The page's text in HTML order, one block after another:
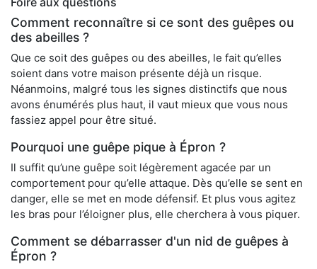
Comment reconnaître si ce sont des guêpes ou
des abeilles ?
Que ce soit des guêpes ou des abeilles, le fait qu’elles
soient dans votre maison présente déjà un risque.
Néanmoins, malgré tous les signes distinctifs que nous
avons énumérés plus haut, il vaut mieux que vous nous
fassiez appel pour être situé.
Pourquoi une guêpe pique à Épron ?
Il suffit qu’une guêpe soit légèrement agacée par un
comportement pour qu’elle attaque. Dès qu’elle se sent en
danger, elle se met en mode défensif. Et plus vous agitez
les bras pour l’éloigner plus, elle cherchera à vous piquer.
Comment se débarrasser d'un nid de guêpes à
Épron ?